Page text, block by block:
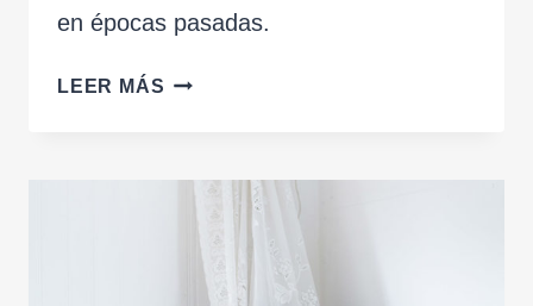
en épocas pasadas.
LEER MÁS PROYECTO